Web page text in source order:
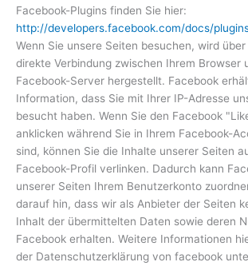
Facebook-Plugins finden Sie hier:
http://developers.facebook.com/docs/
Wenn Sie unsere Seiten besuchen, wird
direkte Verbindung zwischen Ihrem Browser
Facebook-Server hergestellt. Facebook
Information, dass Sie mit Ihrer IP-Adresse
besucht haben. Wenn Sie den Facebook
anklicken während Sie in Ihrem Facebook-
sind, können Sie die Inhalte unserer Seiten
Facebook-Profil verlinken. Dadurch kann
unserer Seiten Ihrem Benutzerkonto
darauf hin, dass wir als Anbieter der Seiten
Inhalt der übermittelten Daten sowie deren
Facebook erhalten. Weitere Informationen
der Datenschutzerklärung von facebook